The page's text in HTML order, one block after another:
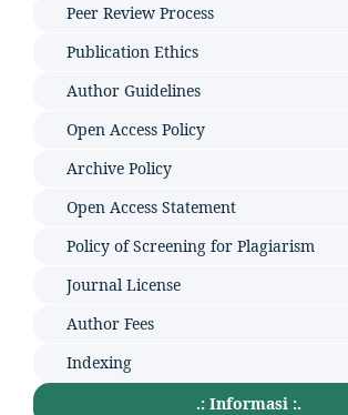
Peer Review Process
Publication Ethics
Author Guidelines
Open Access Policy
Archive Policy
Open Access Statement
Policy of Screening for Plagiarism
Journal License
Author Fees
Indexing
.: Informasi :.